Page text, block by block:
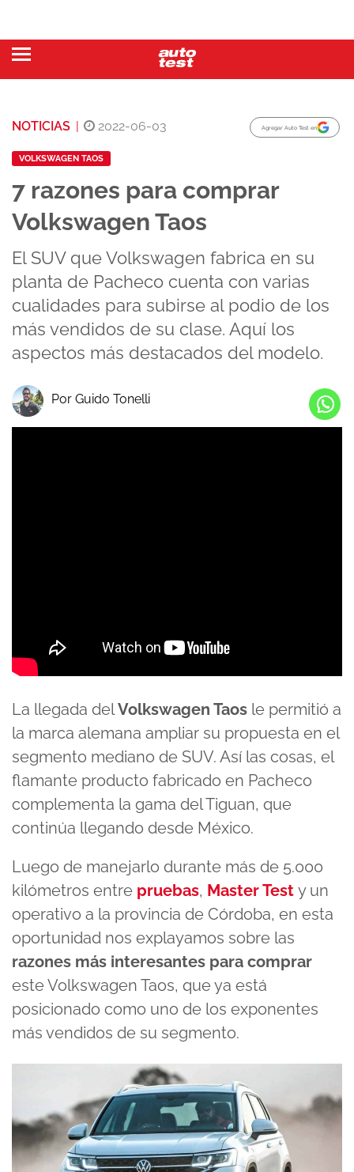
NOTICIAS | 2022-06-03 Agregar Auto Test en
VOLKSWAGEN TAOS
7 razones para comprar
Volkswagen Taos
El SUV que Volkswagen fabrica en su
planta de Pacheco cuenta con varias
cualidades para subirse al podio de los
más vendidos de su clase. Aquí los
aspectos más destacados del modelo.
Por Guido Tonelli
La llegada delVolkswagen Taos le permitió a
la marca alemana ampliar su propuesta en el
segmento mediano de SUV. Así las cosas, el
flamante producto fabricado en Pacheco
complementa la gama del Tiguan, que
continúa llegando desde México.
Luego de manejarlo durante más de 5.000
kilómetros entre pruebas, Master Test y un
operativo a la provincia de Córdoba, en esta
oportunidad nos explayamos sobre las
razones más interesantes para comprar
este Volkswagen Taos, que ya está
posicionado como uno de los exponentes
más vendidos de su segmento.